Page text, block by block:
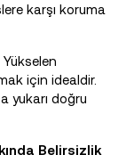
karşı koruma
Yükselen
için idealdir.
yukarı doğru
Belirsizlik